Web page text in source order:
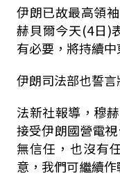
伊朗已故最高領
赫貝爾今天(4日)
有必要，將持續中
伊朗司法部也誓
法新社報導，穆
接受伊朗國營電
無信任，也沒有
意，我們可繼續作